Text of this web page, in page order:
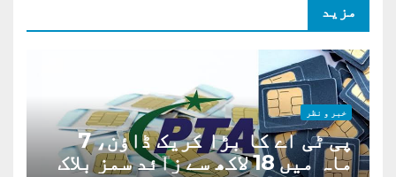
مزید
خبر و نظر
پی ٹی اے کا بڑا کریک ڈاؤن، 7
ماہ میں 18 لاکھ سے زائد سمز بلاک